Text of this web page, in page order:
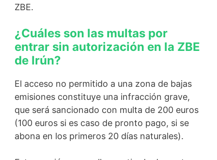
ZBE.
¿Cuáles son las multas por
entrar sin autorización en la ZBE
de Irún?
El acceso no permitido a una zona de bajas
emisiones constituye una infracción grave,
que será sancionado con multa de 200 euros
(100 euros si es caso de pronto pago, si se
abona en los primeros 20 días naturales).